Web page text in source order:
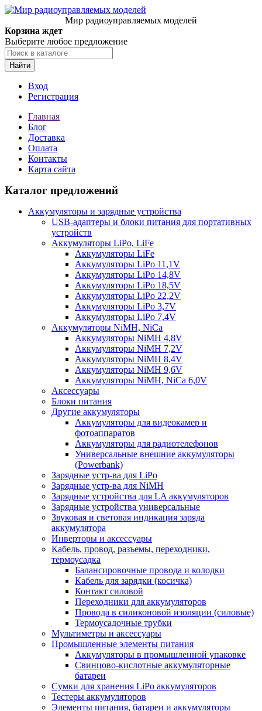
Мир радиоуправляемых моделей
Корзина ждет
Выберите любое предложение
Найти
Вход
Регистрация
Главная
Блог
Доставка
Оплата
Контакты
Карта сайта
Каталог предложений
Аккумуляторы и зарядные устройства
USB-адаптеры и блоки питания для портативных
устройств
Аккумуляторы LiPo, LiFe
Аккумуляторы LiFe
Аккумуляторы LiPo 11,1V
Аккумуляторы LiPo 14,8V
Аккумуляторы LiPo 18,5V
Аккумуляторы LiPo 22,2V
Аккумуляторы LiPo 3,7V
Аккумуляторы LiPo 7,4V
Аккумуляторы NiMH, NiCa
Аккумуляторы NiMH 4,8V
Аккумуляторы NiMH 7,2V
Аккумуляторы NiMH 8,4V
Аккумуляторы NiMH 9,6V
Аккумуляторы NiMH, NiCa 6,0V
Аксессуары
Блоки питания
Другие аккумуляторы
Аккумуляторы для видеокамер и
фотоаппаратов
Аккумуляторы для радиотелефонов
Универсальные внешние аккумуляторы
(Powerbank)
Зарядные устр-ва для LiPo
Зарядные устр-ва для NiMH
Зарядные устройства для LA аккумуляторов
Зарядные устройства универсальные
Звуковая и световая индикация заряда
аккумулятора
Инверторы и аксессуары
Кабель, провод, разъемы, переходники,
термоусадка
Балансировочные провода и колодки
Кабель для зарядки (косичка)
Контакт силовой
Переходники для аккумуляторов
Провода в силиконовой изоляции (силовые)
Термоусадочные трубки
Мультиметры и аксессуары
Промышленные элементы питания
Аккумуляторы в промышленной упаковке
Свинцово-кислотные аккумуляторные
батареи
Сумки для хранения LiPo аккумуляторов
Тестеры аккумуляторов
Элементы питания, батареи и аккумуляторы